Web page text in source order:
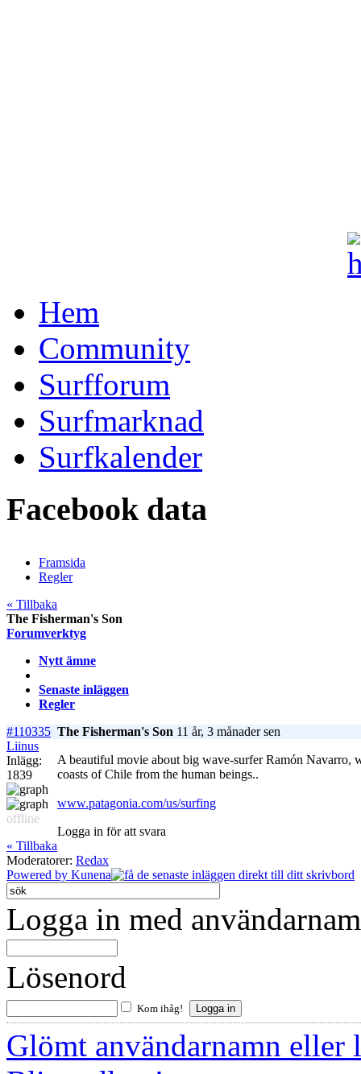
Hem
Community
Surfforum
Surfmarknad
Surfkalender
Facebook data
Framsida
Regler
« Tillbaka
The Fisherman's Son
Forumverktyg
Nytt ämne
Senaste inläggen
Regler
#110335 The Fisherman's Son 11 år, 3 månader sen
Liinus
Inlägg:
1839
offline
A beautiful movie about big wave-surfer Ramón Navarro,
coasts of Chile from the human beings..
www.patagonia.com/us/surfing
Logga in för att svara
« Tillbaka
Moderatorer: Redax
Powered by Kunena
Logga in med
Lösenord
Kom ihåg!
Glömt användarnamn eller